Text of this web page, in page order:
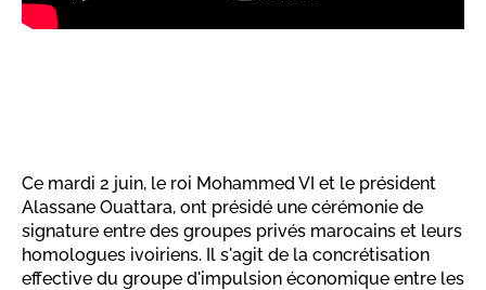
Ce mardi 2 juin, le roi Mohammed VI et le président
Alassane Ouattara, ont présidé une cérémonie de
signature entre des groupes privés marocains et leurs
homologues ivoiriens. Il s'agit de la concrétisation
effective du groupe d'impulsion économique entre les